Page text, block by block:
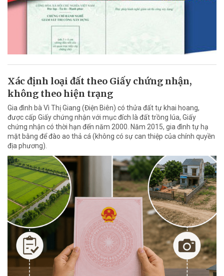
Xác định loại đất theo Giấy chứng nhận,
không theo hiện trạng
Gia đình bà Vì Thị Giang (Điện Biên) có thửa đất tự khai hoang,
được cấp Giấy chứng nhận với mục đích là đất trồng lúa, Giấy
chứng nhận có thời hạn đến năm 2000. Năm 2015, gia đình tự hạ
mặt bằng để đào ao thả cá (không có sự can thiệp của chính quyền
địa phương).